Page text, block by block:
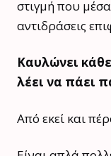
στιγμή που
αντιδράσεις
Καυλώνει
λέει να πάει
Από εκεί και